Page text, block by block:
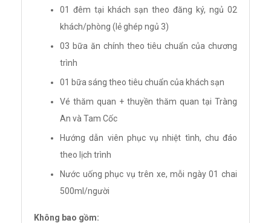
01 đêm tại khách sạn theo đăng ký, ngủ 02
khách/phòng (lẻ ghép ngủ 3)
03 bữa ăn chính theo tiêu chuẩn của chương
trình
01 bữa sáng theo tiêu chuẩn của khách sạn
Vé thăm quan + thuyền thăm quan tại Tràng
An và Tam Cốc
Hướng dẫn viên phục vụ nhiệt tình, chu đáo
theo lịch trình
Nước uống phục vụ trên xe, mỗi ngày 01 chai
500ml/người
Không bao gồm: